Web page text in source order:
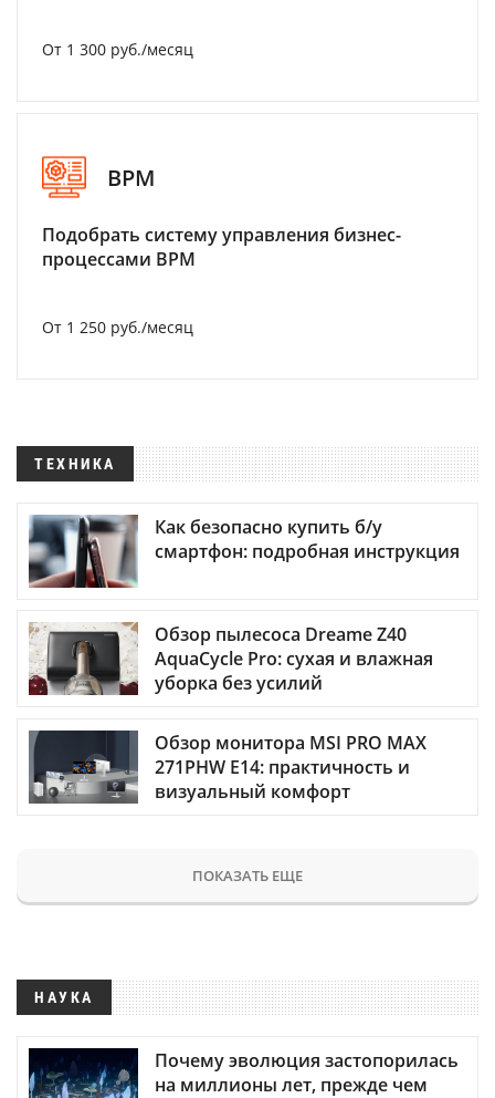
От 1 300 руб./месяц
BPM
Подобрать систему управления бизнес-
процессами BPM
От 1 250 руб./месяц
ТЕХНИКА
Как безопасно купить б/у
смартфон: подробная инструкция
Обзор пылесоса Dreame Z40
AquaCycle Pro: сухая и влажная
уборка без усилий
Обзор монитора MSI PRO MAX
271PHW E14: практичность и
визуальный комфорт
ПОКАЗАТЬ ЕЩЕ
НАУКА
Почему эволюция застопорилась
на миллионы лет, прежде чем